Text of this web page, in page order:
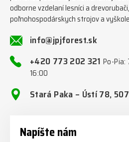
odborne vzdelaní lesníci a
poľnohospodárskych strojov a
info@jpjforest.sk
+420 773 202 321Po-Pia:
16:00
Stará Paka – Ústí 78,
Napíšte nám